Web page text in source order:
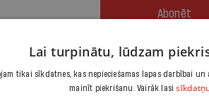
Abonēt
Citas abonēšanas
Lai turpinātu, lūdzam
tikai sīkdatnes, kas nepieciešamas lapas darbībai
mainīt piekrišanu. Vairāk lasi